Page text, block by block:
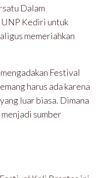
Dalam
UNP Kediri untuk
memeriahkan
Festival
harus ada karena
luar biasa. Dimana
sumber